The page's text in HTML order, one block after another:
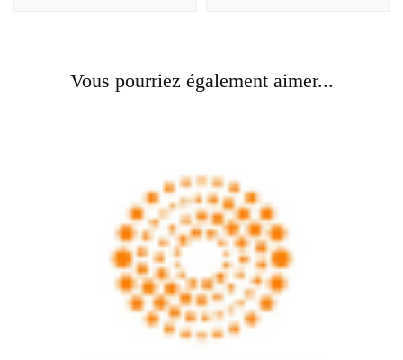
Vous pourriez également aimer...